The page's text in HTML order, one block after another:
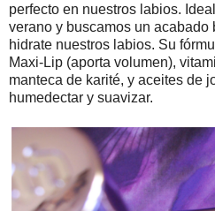
perfecto en nuestros labios.
verano y buscamos un acabado
hidrate nuestros labios. Su
Maxi-Lip (aporta volumen),
manteca de karité, y aceites de
humedectar y suavizar.